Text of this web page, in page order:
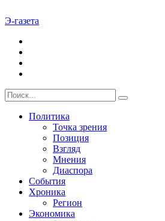
Э-газета
Политика
Точка зрения
Позиция
Взгляд
Мнения
Диаспора
События
Хроника
Регион
Экономика